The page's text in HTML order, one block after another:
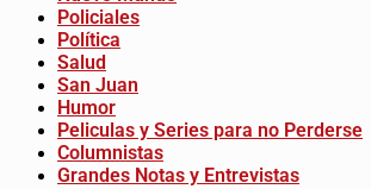
Policiales
Política
Salud
San Juan
Humor
Peliculas y Series para no Perderse
Columnistas
Grandes Notas y Entrevistas